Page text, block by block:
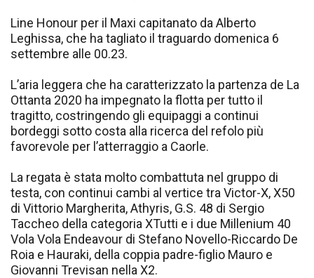
Line Honour per il Maxi capitanato da Alberto
Leghissa, che ha tagliato il traguardo domenica 6
settembre alle 00.23.
L’aria leggera che ha caratterizzato la partenza de La
Ottanta 2020 ha impegnato la flotta per tutto il
tragitto, costringendo gli equipaggi a continui
bordeggi sotto costa alla ricerca del refolo più
favorevole per l’atterraggio a Caorle.
La regata è stata molto combattuta nel gruppo di
testa, con continui cambi al vertice tra Victor-X, X50
di Vittorio Margherita, Athyris, G.S. 48 di Sergio
Taccheo della categoria XTutti e i due Millenium 40
Vola Vola Endeavour di Stefano Novello-Riccardo De
Roia e Hauraki, della coppia padre-figlio Mauro e
Giovanni Trevisan nella X2.